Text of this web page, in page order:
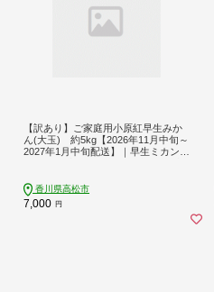
【訳あり】ご家庭用小原紅早生みか
ん(大玉) 約5kg【2026年11月中旬～
2027年1月中旬配送】｜早生ミカン
香川県高松市
7,000 円